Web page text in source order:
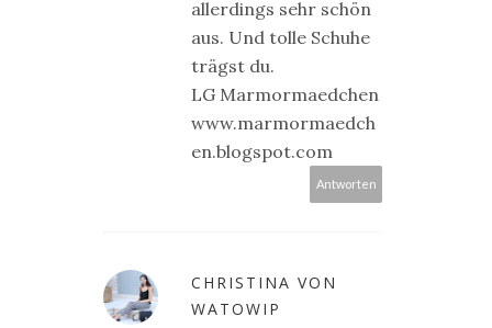
allerdings sehr schön
aus. Und tolle Schuhe
trägst du.
LG Marmormaedchen
www.marmormaedch
en.blogspot.com
Antworten
CHRISTINA VON
WATOWIP